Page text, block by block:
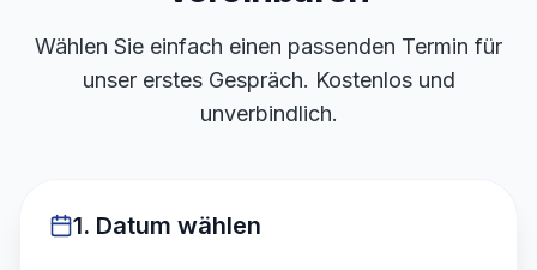
Wählen Sie einfach einen passenden Termin für
unser erstes Gespräch. Kostenlos und
unverbindlich.
1. Datum wählen